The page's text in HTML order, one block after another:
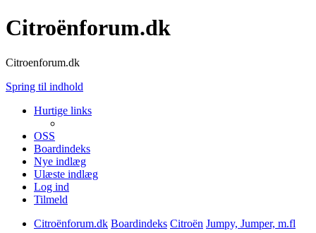
Citroënforum.dk
Citroenforum.dk
Spring til indhold
Hurtige links
OSS
Boardindeks
Nye indlæg
Ulæste indlæg
Log ind
Tilmeld
Citroënforum.dk Boardindeks Citroën Jumpy, Jumper, m.fl